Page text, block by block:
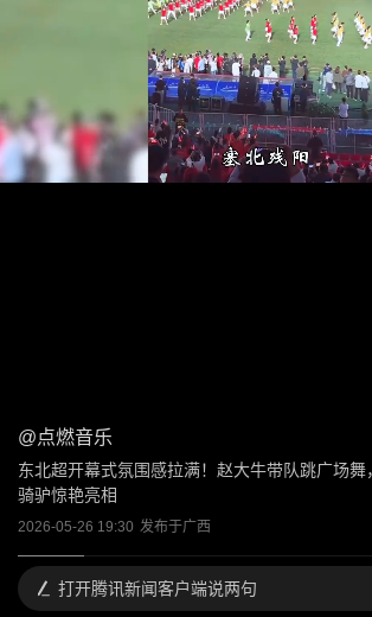
@点燃音乐
东北超开幕式氛围感拉满！赵大牛带队跳广场舞
骑驴惊艳亮相
2026-05-26 19:30 发布于广西
打开腾讯新闻客户端说两句